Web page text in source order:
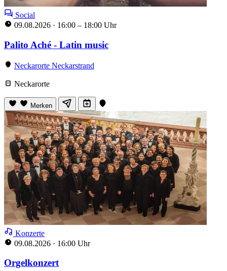
Social
09.08.2026 · 16:00 – 18:00 Uhr
Palito Aché - Latin music
Neckarorte Neckarstrand
Neckarorte
Merken
Konzerte
09.08.2026 · 16:00 Uhr
Orgelkonzert